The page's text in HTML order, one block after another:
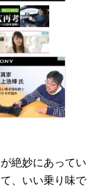
絶妙にあってい
、いい乗り味で